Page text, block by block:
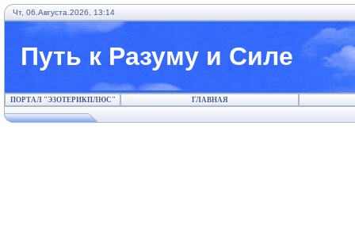
Чт, 06.Августа.2026, 13:14
Путь к Разуму и Силе
ПОРТАЛ "ЭЗОТЕРИКПЛЮС" ГЛАВНАЯ